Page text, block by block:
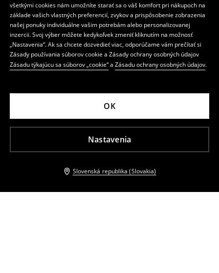
všetkými cookies nám umožníte starať sa o váš komfort pri nákupoch na
základe vašich vlastných preferencií, zvykov a prispôsobenie zobrazenia
našej ponuky individuálne vašim potrebám alebo personalizovanej
inzercii. Svoj výber môžete kedykoľvek zmeniť kliknutím na možnosť
„Nastavenia“. Ak sa chcete dozvedieť viac, odporúčame vám prečítať si
Zásady používania súborov cookie a Zásady ochrany osobných údajov
Zásadu týkajúcu sa súborov „cookie“a Zásadu ochrany osobných údajov.
Nastavenia
OK
Slovenská republika (Slovakia)